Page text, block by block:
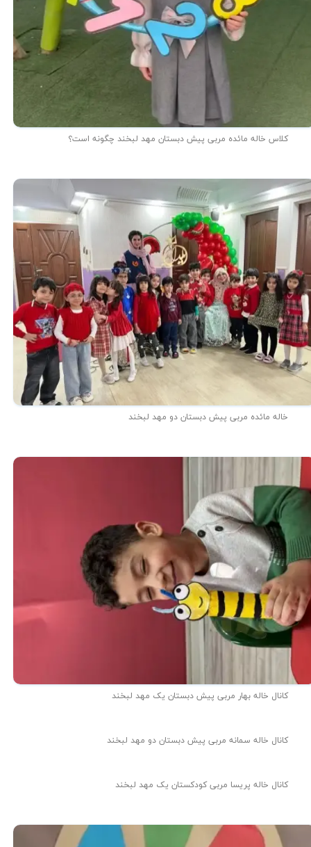
کلاس خاله مائده مربی پیش دبستان مهد لبخند چگونه است؟
خاله مائده مربی پیش دبستان دو مهد لبخند
کانال خاله بهار مربی پیش دبستان یک مهد لبخند
کانال خاله سمانه مربی پیش دبستان دو مهد لبخند
کانال خاله پریسا مربی کودکستان یک مهد لبخند